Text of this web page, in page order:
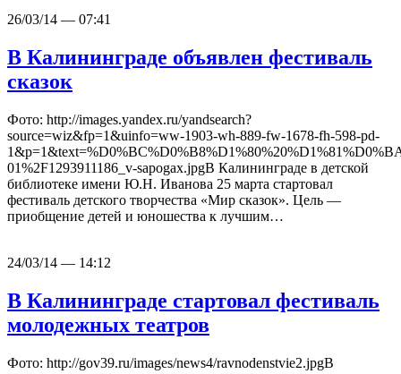
26/03/14 — 07:41
В Калининграде объявлен фестиваль
сказок
Фото: http://images.yandex.ru/yandsearch?
source=wiz&fp=1&uinfo=ww-1903-wh-889-fw-1678-fh-598-pd-
01%2F1293911186_v-sapogax.jpgВ Калининграде в детской
библиотеке имени Ю.Н. Иванова 25 марта стартовал
фестиваль детского творчества «Мир сказок». Цель —
приобщение детей и юношества к лучшим…
24/03/14 — 14:12
В Калининграде стартовал фестиваль
молодежных театров
Фото: http://gov39.ru/images/news4/ravnodenstvie2.jpgВ